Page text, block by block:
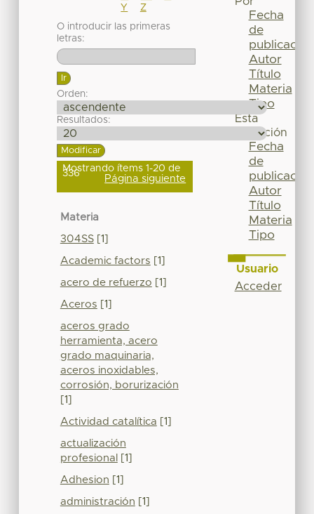
Y
Z
O introducir las primeras
letras:
Orden:
Resultados:
Mostrando ítems 1-20 de
336 Página siguiente
Materia
304SS[1]
Academic factors [1]
acero de refuerzo [1]
Aceros [1]
aceros grado
herramienta, acero
grado maquinaria,
aceros inoxidables,
corrosión, borurización
[1]
Actividad catalítica [1]
actualización
profesional
[1]
Adhesion [1]
administración [1]
Fecha
de
publicación
Autor
Título
Materia
Tipo
Esta
colección
Fecha
de
publicación
Autor
Título
Materia
Tipo
Usuario
Acceder